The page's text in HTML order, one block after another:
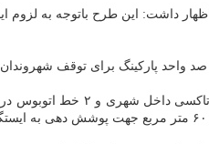
داشت: این طرح باتوجه به لزوم
واحد پارکینگ برای توقف
او همینطور با اعلان